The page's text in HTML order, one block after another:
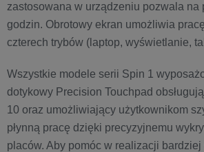
zastosowana w urządzeniu pozwala na
godzin. Obrotowy ekran umożliwia
czterech trybów (laptop, wyświetlanie,
Wszystkie modele serii Spin 1
dotykowy Precision Touchpad
10 oraz umożliwiający użytkownikom
płynną pracę dzięki precyzyjnemu
placów. Aby pomóc w realizacji